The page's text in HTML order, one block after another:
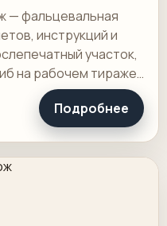
— фальцевальная
инструкций и
участок,
на рабочем тираже
повторяющиеся.
Подробнее